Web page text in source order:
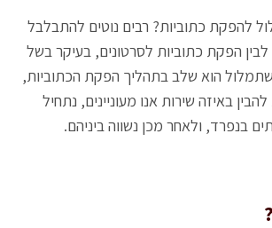
להפקת כתוביות? רבים נוטים להתבלבל
לבין הפקת כתוביות לסרטונים, בעיקר בשל
הוא שלב בתהליך הפקת הכתוביות,
באיזה שירות אנו מעוניינים, נתחיל
בנפרד, ולאחר מכן נשווה ביניהם.